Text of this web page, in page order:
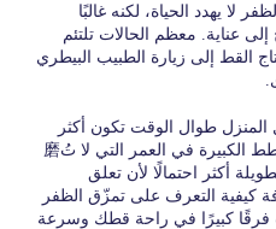
لا يهدد الحياة، لكنه غالبًا
عناية. معظم الحالات تلتئم
القط إلى زيارة الطبيب البيطري
طوال الوقت تكون أكثر
عرضة لتمزّق الأظافر، وكذلك القطط الكبيرة في العمر التي لا تُ磨
أكثر احتمالًا لأن تعلق
كيفية التعرف على تمزّق الظفر
كبيرًا في راحة قطك وسرعة